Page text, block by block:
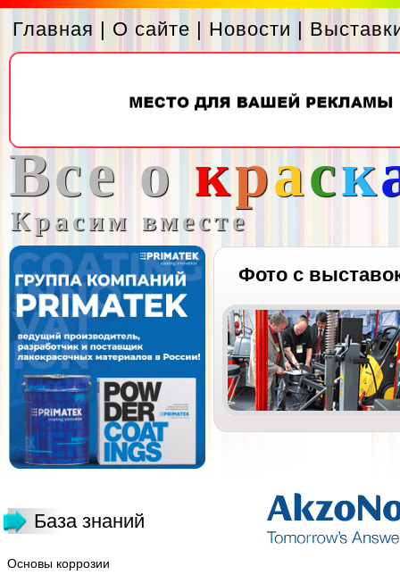
Главная | О сайте | Новости |
Все о краск
Красим вместе
Фото с
База знаний
Основы коррозии